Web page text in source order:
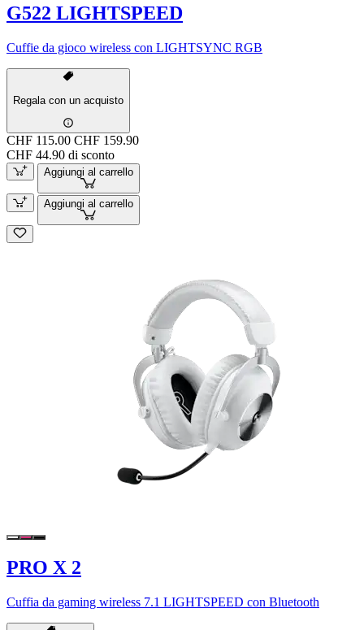
G522 LIGHTSPEED
Cuffie da gioco wireless con LIGHTSYNC RGB
Regala con un acquisto
CHF 115.00 CHF 159.90
CHF 44.90 di sconto
Aggiungi al carrello
Aggiungi al carrello
PRO X 2
Cuffia da gaming wireless 7.1 LIGHTSPEED con Bluetooth